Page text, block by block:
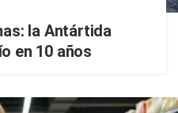
la Antártida
en 10 años